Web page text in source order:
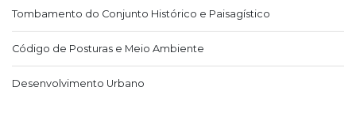
Tombamento do Conjunto Histórico e Paisagístico
Código de Posturas e Meio Ambiente
Desenvolvimento Urbano